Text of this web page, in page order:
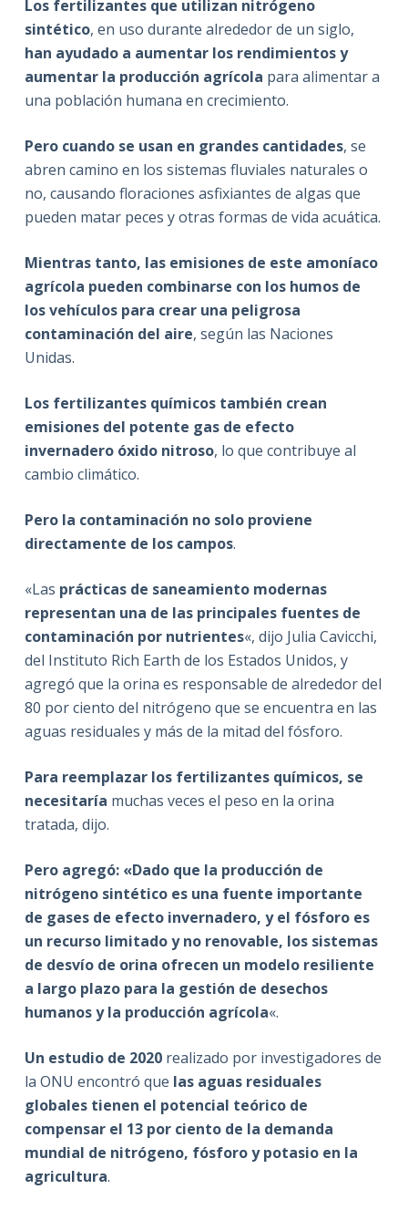
Los fertilizantes que utilizan nitrógeno
sintético, en uso durante alrededor de un siglo,
han ayudado a aumentar los rendimientos y
aumentar la producción agrícola para alimentar a
una población humana en crecimiento.
Pero cuando se usan en grandes cantidades, se
abren camino en los sistemas fluviales naturales o
no, causando floraciones asfixiantes de algas que
pueden matar peces y otras formas de vida acuática.
Mientras tanto, las emisiones de este amoníaco
agrícola pueden combinarse con los humos de
los vehículos para crear una peligrosa
contaminación del aire, según las Naciones
Unidas.
Los fertilizantes químicos también crean
emisiones del potente gas de efecto
invernadero óxido nitroso, lo que contribuye al
cambio climático.
Pero la contaminación no solo proviene
directamente de los campos.
«Las prácticas de saneamiento modernas
representan una de las principales fuentes de
contaminación por nutrientes«, dijo Julia Cavicchi,
del Instituto Rich Earth de los Estados Unidos, y
agregó que la orina es responsable de alrededor del
80 por ciento del nitrógeno que se encuentra en las
aguas residuales y más de la mitad del fósforo.
Para reemplazar los fertilizantes químicos, se
necesitaría muchas veces el peso en la orina
tratada, dijo.
Pero agregó: «Dado que la producción de
nitrógeno sintético es una fuente importante
de gases de efecto invernadero, y el fósforo es
un recurso limitado y no renovable, los sistemas
de desvío de orina ofrecen un modelo resiliente
a largo plazo para la gestión de desechos
humanos y la producción agrícola«.
Un estudio de 2020realizado por investigadores de
la ONU encontró que las aguas residuales
globales tienen el potencial teórico de
compensar el 13 por ciento de la demanda
mundial de nitrógeno, fósforo y potasio en la
agricultura.